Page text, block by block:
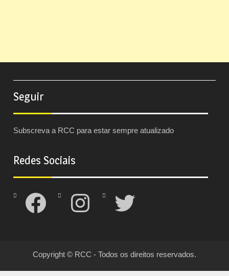
Seguir
Subscreva a RCC para estar sempre atualizado
Redes Sociais
Facebook Instagram Twitter
Copyright © RCC - Todos os direitos reservados.